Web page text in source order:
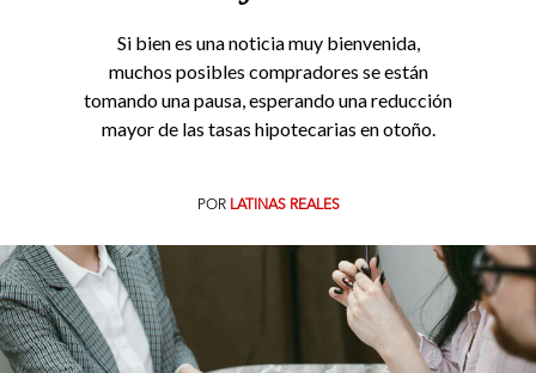
Si bien es una noticia muy bienvenida,
muchos posibles compradores se están
tomando una pausa, esperando una reducción
mayor de las tasas hipotecarias en otoño.
POR LATINAS REALES